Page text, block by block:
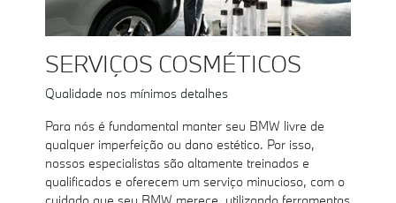
SERVIÇOS COSMÉTICOS
Qualidade nos mínimos detalhes
Para nós é fundamental manter seu BMW livre de
qualquer imperfeição ou dano estético. Por isso,
nossos especialistas são altamente treinados e
qualificados e oferecem um serviço minucioso, com o